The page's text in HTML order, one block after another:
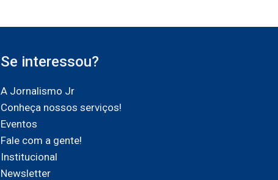
Se interessou?
A Jornalismo Jr
Conheça nossos serviços!
Eventos
Fale com a gente!
Institucional
Newsletter